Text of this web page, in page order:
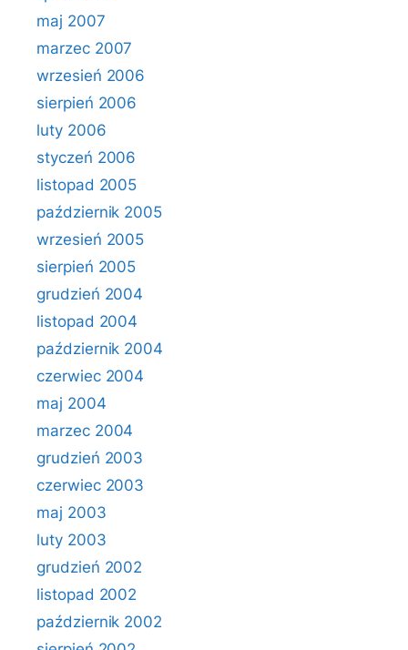
maj 2007
marzec 2007
wrzesień 2006
sierpień 2006
luty 2006
styczeń 2006
listopad 2005
październik 2005
wrzesień 2005
sierpień 2005
grudzień 2004
listopad 2004
październik 2004
czerwiec 2004
maj 2004
marzec 2004
grudzień 2003
czerwiec 2003
maj 2003
luty 2003
grudzień 2002
listopad 2002
październik 2002